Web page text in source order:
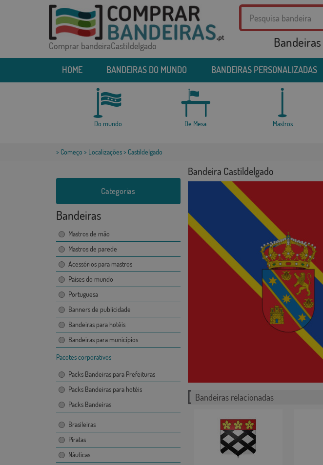
Comprar bandeiraCastildelgado
HOME BANDEIRAS DO MUNDO BANDEIRAS PERSONALIZADAS
Do mundo De Mesa Mastros
> Começo > Localizações> Castildelgado
Categorias
Bandeiras
Mastros de mão
Mastros de parede
Acessórios para mastros
Países do mundo
Portuguesa
Banners de publicidade
Bandeiras para hotéis
Bandeiras para municípios
Pacotes corporativos
Packs Bandeiras para Prefeituras
Packs Bandeiras para hotéis
Packs Bandeiras
Brasileiras
Piratas
Náuticas
Bandeira Castildelgado
Bandeiras relacionadas